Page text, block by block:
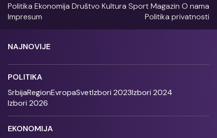
Politika Ekonomija Društvo Kultura SportMagazin O nama
Impresum
Politika privatnosti
NAJNOVIJE
POLITIKA
SrbijaRegionEvropaSvetIzbori 2023Izbori 2024
Izbori 2026
EKONOMIJA